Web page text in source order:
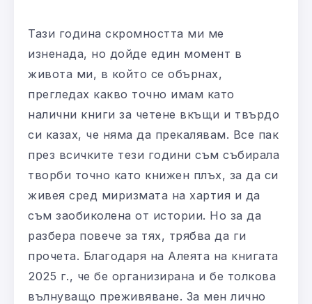
Тази година скромността ми ме
изненада, но дойде един момент в
живота ми, в който се обърнах,
прегледах какво точно имам като
налични книги за четене вкъщи и твърдо
си казах, че няма да прекалявам. Все пак
през всичките тези години съм събирала
творби точно като книжен плъх, за да си
живея сред миризмата на хартия и да
съм заобиколена от истории. Но за да
разбера повече за тях, трябва да ги
прочета. Благодаря на Алеята на книгата
2025 г., че бе организирана и бе толкова
вълнуващо преживяване. За мен лично